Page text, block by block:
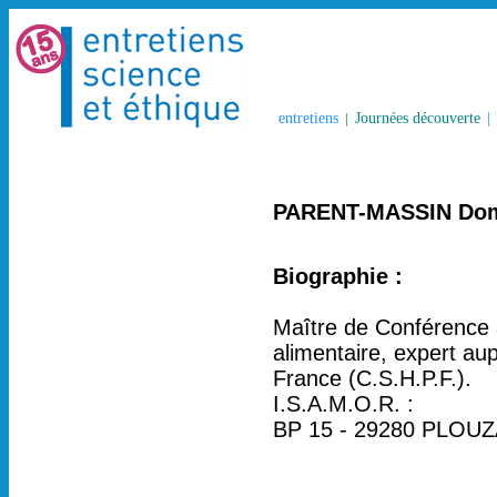
entretiens | Journées découverte
PARENT-MASSIN
Biographie :
Maître de Conférence
alimentaire, expert
France (C.S.H.P.F.).
I.S.A.M.O.R. :
BP 15 - 29280